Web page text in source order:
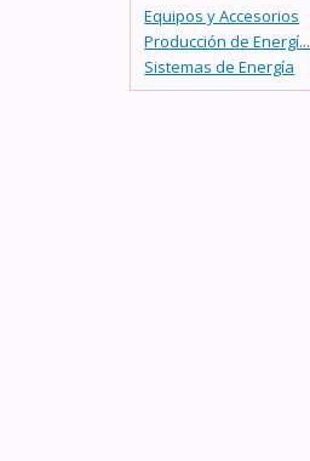
Equipos y Accesorios
Producción de Energí...
Sistemas de Energía